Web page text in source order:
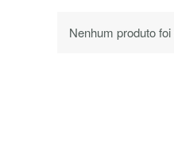
Nenhum produto